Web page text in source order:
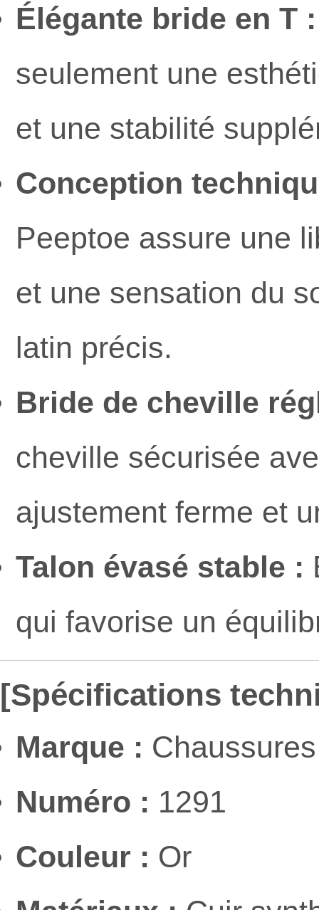
Élégante bride en T :
seulement une
et une stabilité
Conception
Peeptoe assure une
et une sensation du
latin précis.
Bride de cheville
cheville sécurisée
ajustement ferme et
Talon évasé stable :
qui favorise un
[Spécifications
Marque :
Numéro : 1291
Couleur : Or